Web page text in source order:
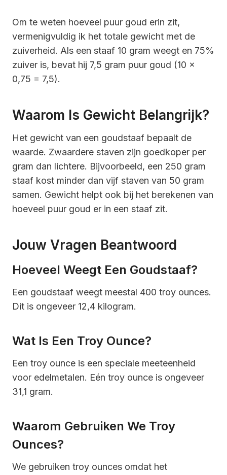
Om te weten hoeveel puur goud erin zit,
vermenigvuldig ik het totale gewicht met de
zuiverheid. Als een staaf 10 gram weegt en 75%
zuiver is, bevat hij 7,5 gram puur goud (10 x
0,75 = 7,5).
Waarom Is Gewicht Belangrijk?
Het gewicht van een goudstaaf bepaalt de
waarde. Zwaardere staven zijn goedkoper per
gram dan lichtere. Bijvoorbeeld, een 250 gram
staaf kost minder dan vijf staven van 50 gram
samen. Gewicht helpt ook bij het berekenen van
hoeveel puur goud er in een staaf zit.
Jouw Vragen Beantwoord
Hoeveel Weegt Een Goudstaaf?
Een goudstaaf weegt meestal 400 troy ounces.
Dit is ongeveer 12,4 kilogram.
Wat Is Een Troy Ounce?
Een troy ounce is een speciale meeteenheid
voor edelmetalen. Eén troy ounce is ongeveer
31,1 gram.
Waarom Gebruiken We Troy
Ounces?
We gebruiken troy ounces omdat het